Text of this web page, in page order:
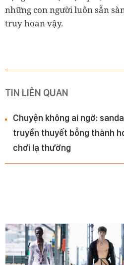
những con người luôn sẵn
truy hoan vậy.
TIN LIÊN QUAN
Chuyện không ai ngờ:
truyền thuyết bỗng thành
chơi lạ thường